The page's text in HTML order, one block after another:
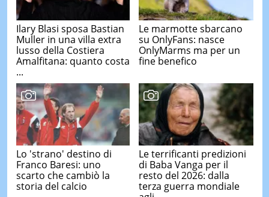
Ilary Blasi sposa Bastian
Muller in una villa extra
lusso della Costiera
Amalfitana: quanto costa
...
Le marmotte sbarcano
su OnlyFans: nasce
OnlyMarms ma per un
fine benefico
Lo 'strano' destino di
Franco Baresi: uno
scarto che cambiò la
storia del calcio
Le terrificanti predizioni
di Baba Vanga per il
resto del 2026: dalla
terza guerra mondiale